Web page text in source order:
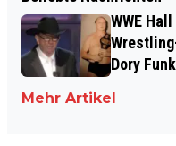
WWE
Dory
Mehr Artikel